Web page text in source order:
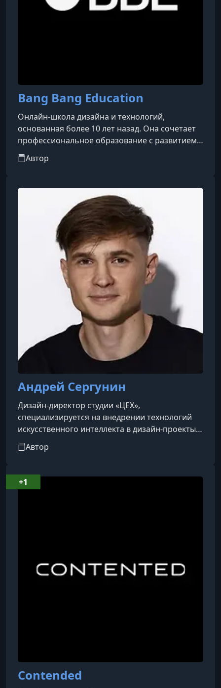
Bang Bang Education
Онлайн-школа дизайна и технологий,
основанная более 10 лет назад. Она сочетает
профессиональное образование с развитием
творческого комьюнити дизайнеров,
иллюстраторов и IT-специалистов.
Автор
Андрей Сергунин
Дизайн-директор студии «ЦЕХ»,
специализируется на внедрении технологий
искусственного интеллекта в дизайн-проекты.
Работает с ведущими российскими
компаниями, среди которых Т-Банк, «Купер»,
бренды.
Автор
Contended
+1